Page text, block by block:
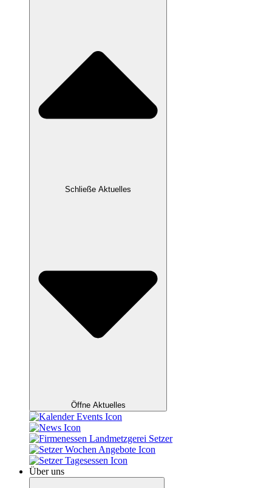
Schließe Aktuelles
Öffne Aktuelles
Über uns